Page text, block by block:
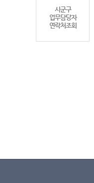
시군구
업무담당자
연락처조회